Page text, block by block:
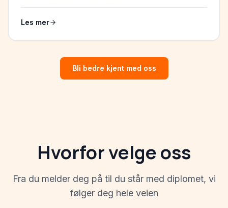
Les mer
Bli bedre kjent med oss
Hvorfor velge oss
Fra du melder deg på til du står med diplomet, vi
følger deg hele veien